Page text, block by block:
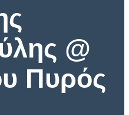
@
Πυρός